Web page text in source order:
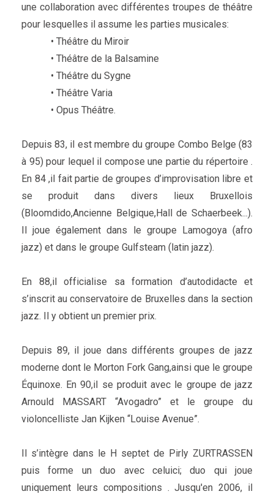
une collaboration avec différentes troupes de théâtre
pour lesquelles il assume les parties musicales:
• Théâtre du Miroir
• Théâtre de la Balsamine
• Théâtre du Sygne
• Théâtre Varia
• Opus Théâtre.
Depuis 83, il est membre du groupe Combo Belge (83
à 95) pour lequel il compose une partie du répertoire .
En 84 ,il fait partie de groupes d’improvisation libre et
se produit dans divers lieux Bruxellois
(Bloomdido,Ancienne Belgique,Hall de Schaerbeek...).
Il joue également dans le groupe Lamogoya (afro
jazz) et dans le groupe Gulfsteam (latin jazz).
En 88,il officialise sa formation d’autodidacte et
s’inscrit au conservatoire de Bruxelles dans la section
jazz. Il y obtient un premier prix.
Depuis 89, il joue dans différents groupes de jazz
moderne dont le Morton Fork Gang,ainsi que le groupe
Équinoxe. En 90,il se produit avec le groupe de jazz
Arnould MASSART “Avogadro” et le groupe du
violoncelliste Jan Kijken “Louise Avenue”.
Il s’intègre dans le H septet de Pirly ZURTRASSEN
puis forme un duo avec celuici; duo qui joue
uniquement leurs compositions . Jusqu'en 2006, il